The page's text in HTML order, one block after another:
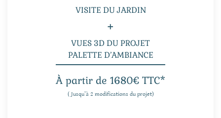
VISITE DU JARDIN
+
VUES 3D DU PROJET
PALETTE D’AMBIANCE
À partir de 1680€ TTC*
( Jusqu’à 2 modifications du projet)